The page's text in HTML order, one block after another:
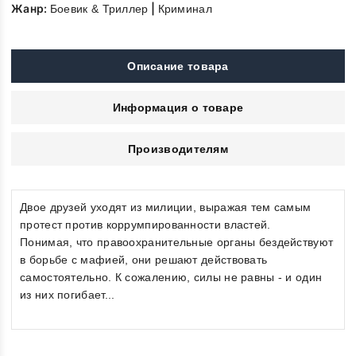
Жанр: Боевик & Триллер Криминал
Описание товара
Информация о товаре
Производителям
Двое друзей уходят из милиции, выражая тем самым
протест против коррумпированности властей.
Понимая, что правоохранительные органы бездействуют
в борьбе с мафией, они решают действовать
самостоятельно. К сожалению, силы не равны - и один
из них погибает...